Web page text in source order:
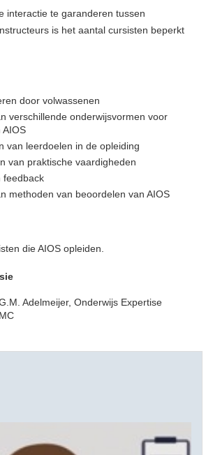
interactie te garanderen tussen
is het aantal cursisten beperkt
door volwassenen
verschillende onderwijsvormen voor
AIOS
van leerdoelen in de opleiding
van praktische vaardigheden
feedback
methoden van beoordelen van AIOS
die AIOS opleiden.
Adelmeijer, Onderwijs Expertise